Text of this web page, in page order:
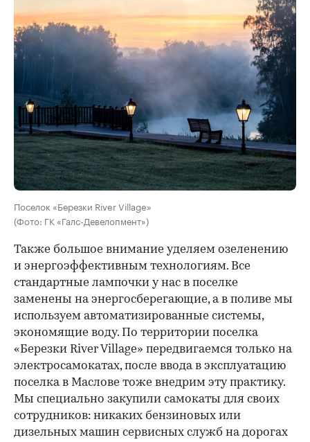
Поселок «Березки River Village»
(Фото: ГК «Галс-Девелопмент»)
Также большое внимание уделяем озеленению
и энергоэффективным технологиям. Все
стандартные лампочки у нас в поселке
заменены на энергосберегающие, а в поливе мы
используем автоматизированные системы,
экономящие воду. По территории поселка
«Березки River Village» передвигаемся только на
электросамокатах, после ввода в эксплуатацию
поселка в Маслове тоже внедрим эту практику.
Мы специально закупили самокаты для своих
сотрудников: никаких бензиновых или
дизельных машин сервисных служб на дорогах